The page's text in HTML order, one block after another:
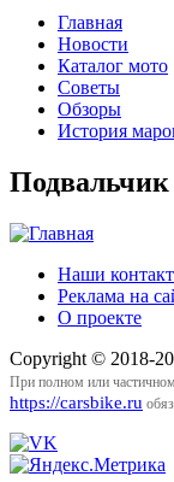
Главная
Новости
Каталог мото
Советы
Обзоры
История
Подвальчик
Наши
Реклама на
О проекте
Copyright © 2018-
При полном или
https://carsbike.ru